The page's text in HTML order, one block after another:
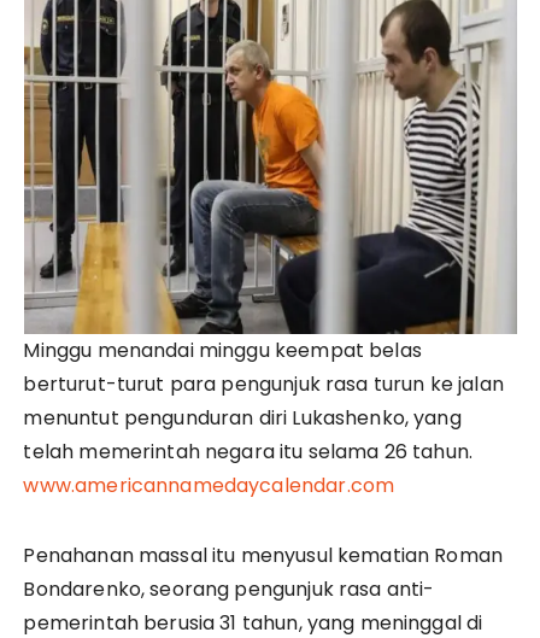
Minggu menandai minggu keempat belas
berturut-turut para pengunjuk rasa turun ke jalan
menuntut pengunduran diri Lukashenko, yang
telah memerintah negara itu selama 26 tahun.
www.americannamedaycalendar.com
Penahanan massal itu menyusul kematian Roman
Bondarenko, seorang pengunjuk rasa anti-
pemerintah berusia 31 tahun, yang meninggal di